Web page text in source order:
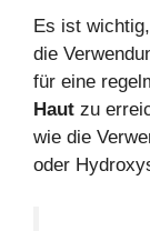
Es ist
die
für eine
Haut zu
wie die
oder